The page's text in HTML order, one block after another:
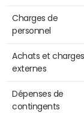
Charges de
personnel
Achats et charges
externes
Dépenses de
contingents